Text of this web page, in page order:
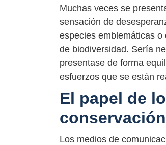
Muchas veces se
sensación de
especies emblemáticas
de biodiversidad. Sería
presentase de forma
esfuerzos que se están
El papel de
Los medios de